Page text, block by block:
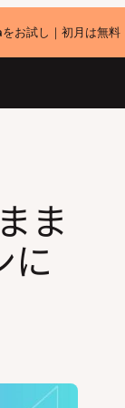
お試し｜初月は無料
ま
に